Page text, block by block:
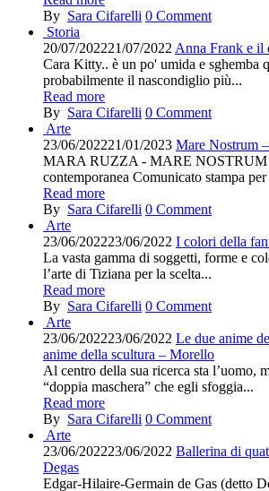
By Sara Cifarelli 0 Comment
Storia
20/07/202221/07/2022 Anna Frank e il
Cara Kitty.. è un po' umida e sghemba
probabilmente il nascondiglio più...
Read more
By Sara Cifarelli 0 Comment
Arte
23/06/202221/01/2023 Mare Nostrum
MARA RUZZA - MARE NOSTRUM
contemporanea Comunicato stampa
Read more
By Sara Cifarelli 0 Comment
Arte
23/06/202223/06/2022 I colori della
La vasta gamma di soggetti, forme e
l’arte di Tiziana per la scelta...
Read more
By Sara Cifarelli 0 Comment
Arte
23/06/202223/06/2022 Le due anime
anime della scultura – Morello
Al centro della sua ricerca sta l’uomo,
“doppia maschera” che egli sfoggia...
Read more
By Sara Cifarelli 0 Comment
Arte
23/06/202223/06/2022 Ballerina di
Degas
Edgar-Hilaire-Germain de Gas (detto